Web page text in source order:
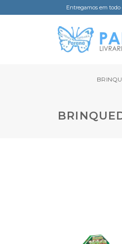
Entregamos em todo